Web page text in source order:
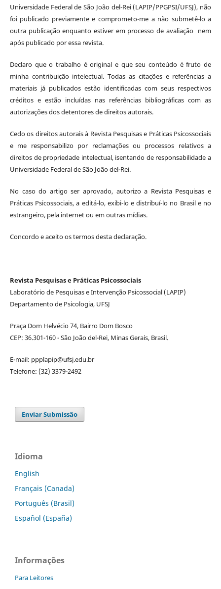
Universidade Federal de São João del-Rei (LAPIP/PPGPSI/UFSJ), não
foi publicado previamente e comprometo-me a não submetê-lo a
outra publicação enquanto estiver em processo de avaliação nem
após publicado por essa revista.
Declaro que o trabalho é original e que seu conteúdo é fruto de
minha contribuição intelectual. Todas as citações e referências a
materiais já publicados estão identificadas com seus respectivos
créditos e estão incluídas nas referências bibliográficas com as
autorizações dos detentores de direitos autorais.
Cedo os direitos autorais à Revista Pesquisas e Práticas Psicossociais
e me responsabilizo por reclamações ou processos relativos a
direitos de propriedade intelectual, isentando de responsabilidade a
Universidade Federal de São João del-Rei.
No caso do artigo ser aprovado, autorizo a Revista Pesquisas e
Práticas Psicossociais, a editá-lo, exibi-lo e distribuí-lo no Brasil e no
estrangeiro, pela internet ou em outras mídias.
Concordo e aceito os termos desta declaração.
Revista Pesquisas e Práticas Psicossociais
Laboratório de Pesquisas e Intervenção Psicossocial (LAPIP)
Departamento de Psicologia, UFSJ
Praça Dom Helvécio 74, Bairro Dom Bosco
CEP: 36.301-160 - São João del-Rei, Minas Gerais, Brasil.
E-mail: ppplapip@ufsj.edu.br
Telefone: (32) 3379-2492
Enviar Submissão
Idioma
English
Français (Canada)
Português (Brasil)
Español (España)
Informações
Para Leitores